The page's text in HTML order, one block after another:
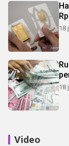
18
18
Video